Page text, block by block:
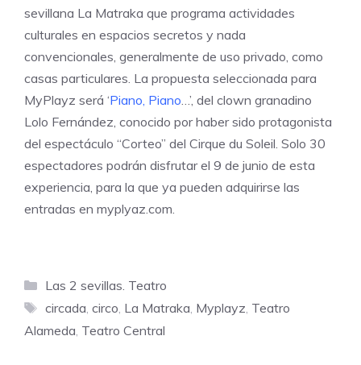
sevillana La Matraka que programa actividades
culturales en espacios secretos y nada
convencionales, generalmente de uso privado, como
casas particulares. La propuesta seleccionada para
MyPlayz será ‘Piano, Piano …’, del clown granadino
Lolo Fernández, conocido por haber sido protagonista
del espectáculo “Corteo” del Cirque du Soleil. Solo 30
espectadores podrán disfrutar el 9 de junio de esta
experiencia, para la que ya pueden adquirirse las
entradas en myplyaz.com
Categorías
Las 2 sevillas. Teatro
Etiquetas
circada, circo, La Matraka, Myplayz, Teatro
Alameda, Teatro Central